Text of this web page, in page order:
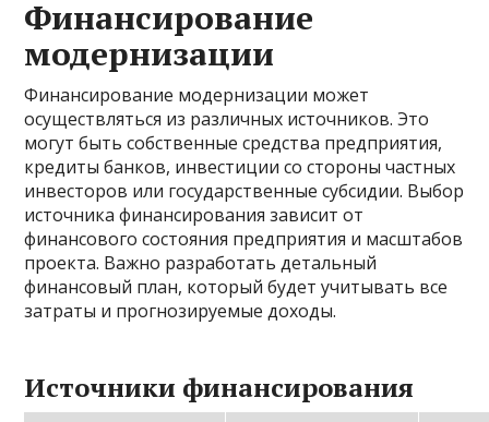
Финансирование
модернизации
Финансирование модернизации может
осуществляться из различных источников. Это
могут быть собственные средства предприятия,
кредиты банков, инвестиции со стороны частных
инвесторов или государственные субсидии. Выбор
источника финансирования зависит от
финансового состояния предприятия и масштабов
проекта. Важно разработать детальный
финансовый план, который будет учитывать все
затраты и прогнозируемые доходы.
Источники финансирования